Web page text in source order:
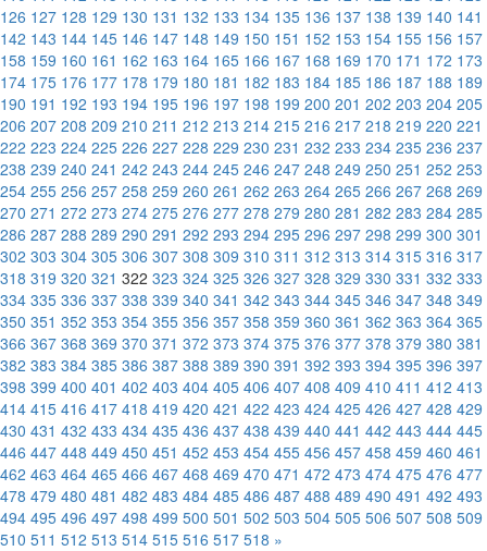
126 127 128 129 130 131 132 133 134 135 136 137 138 139 140 141
142 143 144 145 146 147 148 149 150 151 152 153 154 155 156 157
158 159 160 161 162 163 164 165 166 167 168 169 170 171 172 173
174 175 176 177 178 179 180 181 182 183 184 185 186 187 188 189
190 191 192 193 194 195 196 197 198 199 200 201 202 203 204 205
206 207 208 209 210 211 212 213 214 215 216 217 218 219 220 221
222 223 224 225 226 227 228 229 230 231 232 233 234 235 236 237
238 239 240 241 242 243 244 245 246 247 248 249 250 251 252 253
254 255 256 257 258 259 260 261 262 263 264 265 266 267 268 269
270 271 272 273 274 275 276 277 278 279 280 281 282 283 284 285
286 287 288 289 290 291 292 293 294 295 296 297 298 299 300 301
302 303 304 305 306 307 308 309 310 311 312 313 314 315 316 317
318 319 320 321 322 323 324 325 326 327 328 329 330 331 332 333
334 335 336 337 338 339 340 341 342 343 344 345 346 347 348 349
350 351 352 353 354 355 356 357 358 359 360 361 362 363 364 365
366 367 368 369 370 371 372 373 374 375 376 377 378 379 380 381
382 383 384 385 386 387 388 389 390 391 392 393 394 395 396 397
398 399 400 401 402 403 404 405 406 407 408 409 410 411 412 413
414 415 416 417 418 419 420 421 422 423 424 425 426 427 428 429
430 431 432 433 434 435 436 437 438 439 440 441 442 443 444 445
446 447 448 449 450 451 452 453 454 455 456 457 458 459 460 461
462 463 464 465 466 467 468 469 470 471 472 473 474 475 476 477
478 479 480 481 482 483 484 485 486 487 488 489 490 491 492 493
494 495 496 497 498 499 500 501 502 503 504 505 506 507 508 509
510 511 512 513 514 515 516 517 518 »